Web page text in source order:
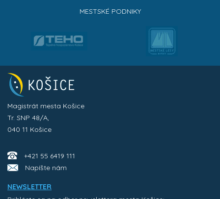
MESTSKÉ PODNIKY
Magistrát mesta Košice
Tr. SNP 48/A,
040 11 Košice
+421 55 6419 111
Napíšte nám
NEWSLETTER